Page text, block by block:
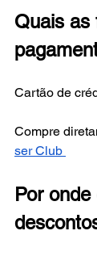
Quais as
Cartão de
Compre
ser Club
Por